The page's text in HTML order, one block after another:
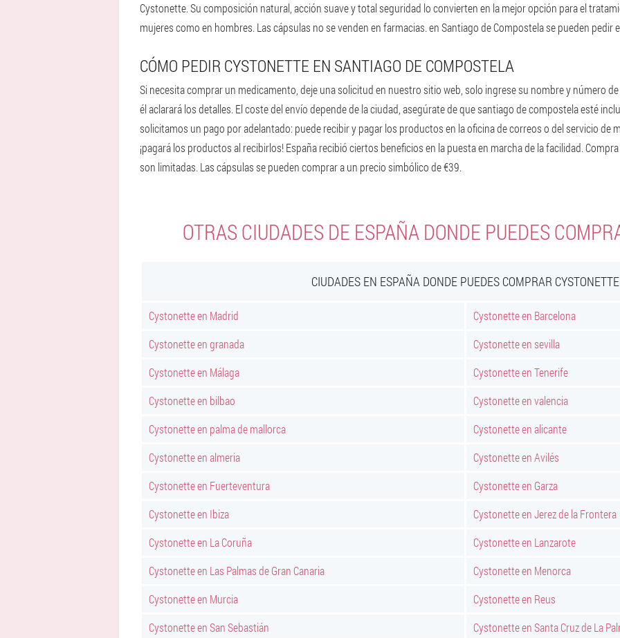
Cystonette. Su composición natural, acción suave y total seguridad lo convierten en la mejor opción para el
mujeres como en hombres. Las cápsulas no se venden en farmacias. en Santiago de Compostela se pueden pedir
CÓMO PEDIR CYSTONETTE EN SANTIAGO DE COMPOSTELA
Si necesita comprar un medicamento, deje una solicitud en nuestro sitio web, solo ingrese su nombre y número
él aclarará los detalles. El coste del envío depende de la ciudad, asegúrate de que santiago de compostela esté
solicitamos un pago por adelantado: puede recibir y pagar los productos en la oficina de correos o del servicio de
¡pagará los productos al recibirlos! España recibió ciertos beneficios en la puesta en marcha de la facilidad.
son limitadas. Las cápsulas se pueden comprar a un precio simbólico de €39.
OTRAS CIUDADES DE ESPAÑA DONDE PUEDES
CIUDADES EN ESPAÑA DONDE PUEDES COMPRAR CYSTONETTE
Cystonette en Madrid
Cystonette en Barcelona
Cystonette en granada
Cystonette en sevilla
Cystonette en Málaga
Cystonette en Tenerife
Cystonette en bilbao
Cystonette en valencia
Cystonette en palma de mallorca
Cystonette en alicante
Cystonette en almeria
Cystonette en Avilés
Cystonette en Fuerteventura
Cystonette en Garza
Cystonette en Ibiza
Cystonette en Jerez de la Frontera
Cystonette en La Coruña
Cystonette en Lanzarote
Cystonette en Las Palmas de Gran Canaria
Cystonette en Menorca
Cystonette en Murcia
Cystonette en Reus
Cystonette en San Sebastián
Cystonette en Santa Cruz de La